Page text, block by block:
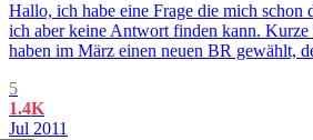
Hallo, ich habe eine Frage die mich schon
ich aber keine Antwort finden kann.
haben im März einen neuen BR gewählt,
5
1.4K
Jul 2011